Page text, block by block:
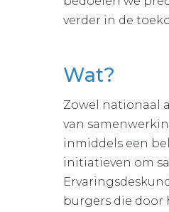
verder in de
Wat?
Zowel nationaal
van
inmiddels een
initiatieven om
burgers die door